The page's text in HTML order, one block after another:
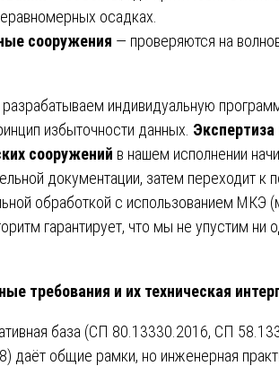
осадках.
сооружения — проверяются на
индивидуальную
избыточности данных.
сооружений в нашем исполнении
документации, затем переходит к
обработкой с использованием МКЭ
гарантирует, что мы не упустим ни
требования и их техническая
база (СП 80.13330.2016, СП
даёт общие рамки, но инженерная